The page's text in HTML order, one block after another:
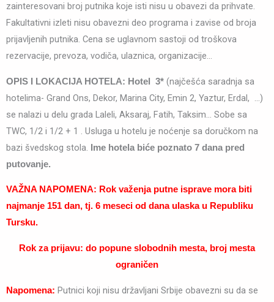
zainteresovani broj putnika koje isti nisu u obavezi da prihvate.
Fakultativni izleti nisu obavezni deo programa i zavise od broja
prijavljenih putnika. Cena se uglavnom sastoji od troškova
rezervacije, prevoza, vodiča, ulaznica, organizacije…
OPIS I LOKACIJA HOTELA: Hotel 3* (najčešća saradnja sa
hotelima- Grand Ons, Dekor, Marina City, Emin 2, Yaztur, Erdal, …)
se nalazi u delu grada Laleli, Aksaraj, Fatih, Taksim… Sobe sa
TWC, 1/2 i 1/2 + 1 . Usluga u hotelu je noćenje sa doručkom na
bazi švedskog stola.
Ime hotela biće poznato 7 dana pred
putovanje.
VAŽNA NAPOMENA: Rok važenja putne isprave mora biti
najmanje 151 dan, tj. 6 meseci od dana ulaska u Republiku
Tursku.
Rok za prijavu: do popune slobodnih mesta, broj mesta
ograničen
Napomena: Putnici koji nisu državljani Srbije obavezni su da se